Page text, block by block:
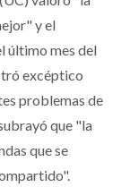
(UC) valoró "la
y el
último mes del
excéptico
problemas de
que "la
que se